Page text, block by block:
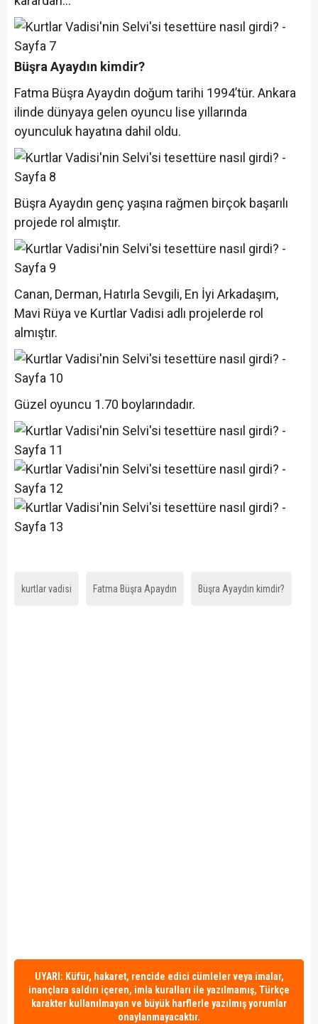
Büşra Ayaydın kimdir?
Fatma Büşra Ayaydın doğum tarihi 1994’tür. Ankara
ilinde dünyaya gelen oyuncu lise yıllarında
oyunculuk hayatına dahil oldu.
Büşra Ayaydın genç yaşına rağmen birçok başarılı
projede rol almıştır.
Canan, Derman, Hatırla Sevgili, En İyi Arkadaşım,
Mavi Rüya ve Kurtlar Vadisi adlı projelerde rol
almıştır.
Güzel oyuncu 1.70 boylarındadır.
kurtlar vadisi Fatma Büşra Apaydın Büşra Ayaydın kimdir?
UYARI: Küfür, hakaret, rencide edici cümleler veya imalar,
inançlara saldırı içeren, imla kuralları ile yazılmamış, Türkçe
karakter kullanılmayan ve büyük harflerle yazılmış yorumlar
onaylanmayacaktır.